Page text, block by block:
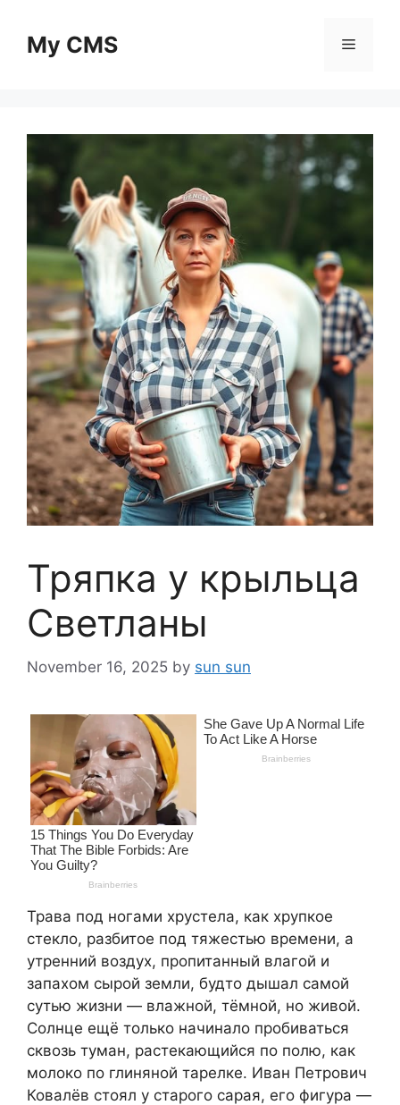
contentMy CMS Menu
Тряпка у крыльца
Светланы
November 16, 2025 by sun sun
Трава под ногами хрустела, как хрупкое
стекло, разбитое под тяжестью времени, а
утренний воздух, пропитанный влагой и
запахом сырой земли, будто дышал самой
сутью жизни — влажной, тёмной, но живой.
Солнце ещё только начинало пробиваться
сквозь туман, растекающийся по полю, как
молоко по глиняной тарелке. Иван Петрович
Ковалёв стоял у старого сарая, его фигура —